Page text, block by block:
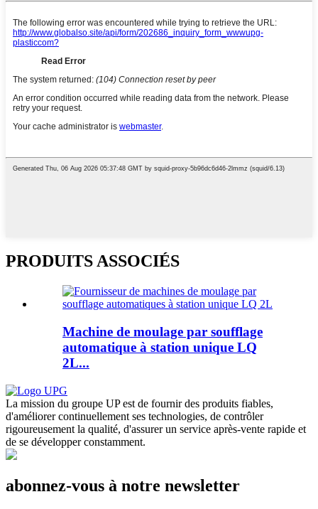
PRODUITS ASSOCIÉS
Machine de moulage par soufflage
automatique à station unique LQ
2L...
La mission du groupe UP est de fournir des produits fiables,
d'améliorer continuellement ses technologies, de contrôler
rigoureusement la qualité, d'assurer un service après-vente rapide et
de se développer constamment.
abonnez-vous à notre newsletter